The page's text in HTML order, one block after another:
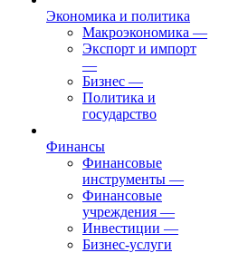
Экономика и политика
Макроэкономика —
Экспорт и импорт
—
Бизнес —
Политика и
государство
Финансы
Финансовые
инструменты —
Финансовые
учреждения —
Инвестиции —
Бизнес-услуги